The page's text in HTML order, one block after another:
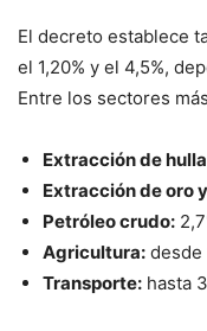
El decreto establece
el 1,20% y el 4,5%,
Entre los sectores
Extracción de
Extracción de oro
Petróleo crudo:
Agricultura: desde
Transporte: hasta